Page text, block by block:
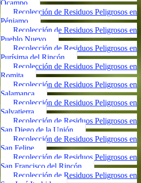
Ocampo
Recolección de Residuos Peligrosos en
Pénjamo
Recolección de Residuos Peligrosos en
Pueblo Nuevo
Recolección de Residuos Peligrosos en
Purísima del Rincón
Recolección de Residuos Peligrosos en
Romita
Recolección de Residuos Peligrosos en
Salamanca
Recolección de Residuos Peligrosos en
Salvatierra
Recolección de Residuos Peligrosos en
San Diego de la Unión
Recolección de Residuos Peligrosos en
San Felipe
Recolección de Residuos Peligrosos en
San Francisco del Rincón
Recolección de Residuos Peligrosos en